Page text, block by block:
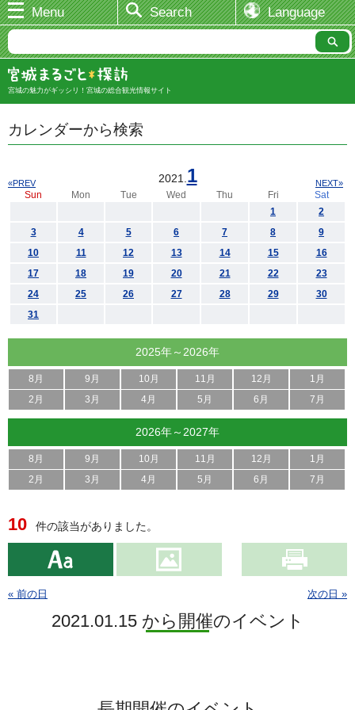
Menu Search Language
宮城の魅力がギッシリ！宮城の総合観光情報サイト
カレンダーから検索
2021. 1
«PREV NEXT»
Sun Mon Tue Wed Thu Fri
Sat
1
2
3
4 5 6 7 8
9
10
11 12 13 14 15
16
17
18 19 20 21 22
23
24
25 26 27 28 29
30
31
2025年～2026年
8月 9月 10月 11月 12月
1月
2月
3月 4月 5月 6月 7月
2026年～2027年
8月 9月 10月 11月 12月
1月
2月
3月 4月 5月 6月 7月
10 件の該当がありました。
« 前の日 次の日 »
2021.01.15 から開催のイベント